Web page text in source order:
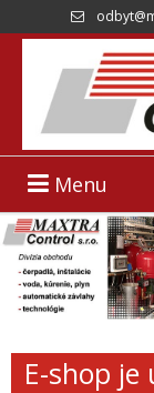
Menu
E-shop je